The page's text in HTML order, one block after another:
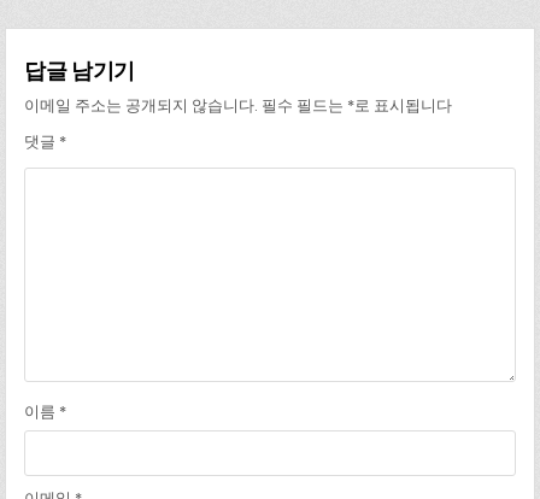
답글 남기기
이메일 주소는 공개되지 않습니다. 필수 필드는 *로 표시됩니다
댓글 *
이름 *